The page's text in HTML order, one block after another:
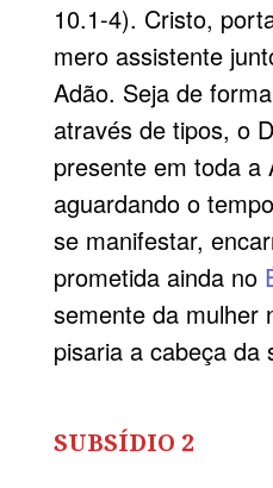
10.1-4). Cristo,
mero assistente
Adão. Seja de
através de tipos, o
presente em toda a
aguardando o
se manifestar,
prometida ainda no
semente da mulher
pisaria a cabeça da
SUBSÍDIO 2